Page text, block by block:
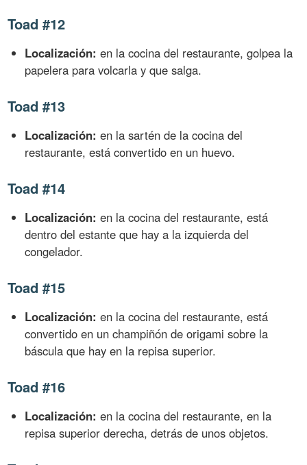
Toad #12
Localización: en la cocina del restaurante, golpea la
papelera para volcarla y que salga.
Toad #13
Localización: en la sartén de la cocina del
restaurante, está convertido en un huevo.
Toad #14
Localización: en la cocina del restaurante, está
dentro del estante que hay a la izquierda del
congelador.
Toad #15
Localización: en la cocina del restaurante, está
convertido en un champiñón de origami sobre la
báscula que hay en la repisa superior.
Toad #16
Localización: en la cocina del restaurante, en la
repisa superior derecha, detrás de unos objetos.